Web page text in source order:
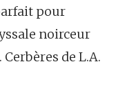
pour
noirceur
de L.A.